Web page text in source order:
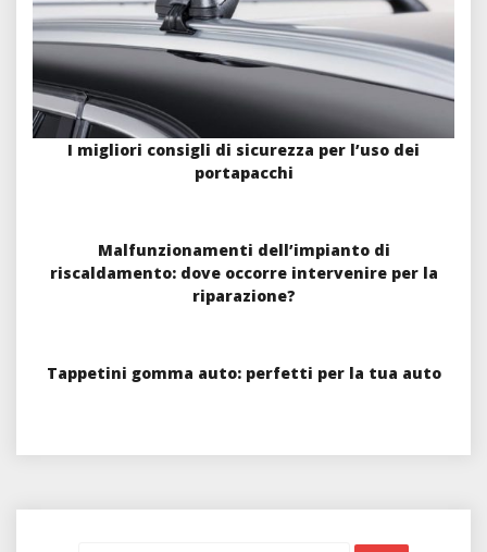
I migliori consigli di sicurezza per l’uso dei
portapacchi
Malfunzionamenti dell’impianto di
riscaldamento: dove occorre intervenire per la
riparazione?
Tappetini gomma auto: perfetti per la tua auto